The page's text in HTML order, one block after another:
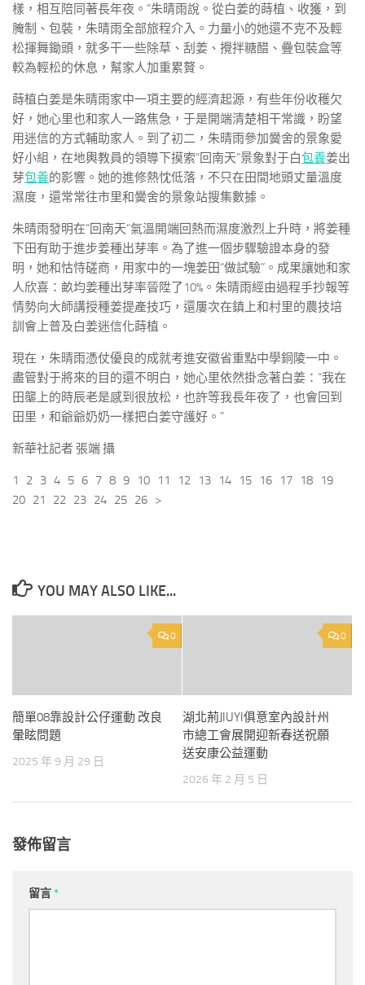
樣，相互陪同著長年夜。”朱晴雨說。從白姜的蒔植、收獲，到
腌制、包裝，朱晴雨全部旅程介入。力量小的她還不克不及輕
松揮舞鋤頭，就多干一些除草、刮姜、攪拌糖醋、疊包裝盒等
較為輕松的休息，幫家人加重累贅。
蒔植白姜是朱晴雨家中一項主要的經濟起源，有些年份收穫欠
好，她心里也和家人一路焦急，于是開端清楚相干常識，盼望
用迷信的方式輔助家人。到了初二，朱晴雨參加黌舍的景象愛
好小組，在地輿教員的領導下摸索“回南天”景象對于白包養姜出
芽包養的影響。她的進修熱忱低落，不只在田間地頭丈量溫度
濕度，還常常往市里和黌舍的景象站搜集數據。
朱晴雨發明在“回南天”氣溫開端回熱而濕度激烈上升時，將姜種
下田有助于進步姜種出芽率。為了進一個步驟驗證本身的發
明，她和怙恃磋商，用家中的一塊姜田“做試驗”。成果讓她和家
人欣喜：畝均姜種出芽率晉陞了10%。朱晴雨經由過程手抄報等
情勢向大師講授種姜提產技巧，還屢次在鎮上和村里的農技培
訓會上普及白姜迷信化蒔植。
現在，朱晴雨憑仗優良的成就考進安徽省重點中學銅陵一中。
盡管對于將來的目的還不明白，她心里依然掛念著白姜：“我在
田壟上的時辰老是感到很放松，也許等我長年夜了，也會回到
田里，和爺爺奶奶一樣把白姜守護好。”
新華社記者 張端 攝
1 2 3 4 5 6 7 8 9 10 11 12 13 14 15 16 17 18 19
20 21 22 23 24 25 26 >
YOU MAY ALSO LIKE...
0
簡單08靠設計公仔運動 改良
暈眩問題
2025 年 9 月 29 日
0
湖北荊JIUYI俱意室內設計州
市總工會展開迎新春送祝願
送安康公益運動
2026 年 2 月 5 日
發佈留言
留言*